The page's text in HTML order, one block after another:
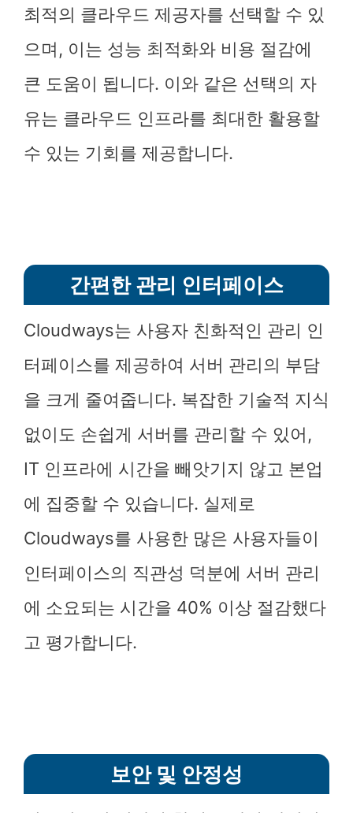
최적의 클라우드 제공자를 선택할 수 있
으며, 이는 성능 최적화와 비용 절감에
큰 도움이 됩니다. 이와 같은 선택의 자
유는 클라우드 인프라를 최대한 활용할
수 있는 기회를 제공합니다.
간편한 관리 인터페이스
Cloudways는 사용자 친화적인 관리 인
터페이스를 제공하여 서버 관리의 부담
을 크게 줄여줍니다. 복잡한 기술적 지식
없이도 손쉽게 서버를 관리할 수 있어,
IT 인프라에 시간을 빼앗기지 않고 본업
에 집중할 수 있습니다. 실제로
Cloudways를 사용한 많은 사용자들이
인터페이스의 직관성 덕분에 서버 관리
에 소요되는 시간을 40% 이상 절감했다
고 평가합니다.
보안 및 안정성